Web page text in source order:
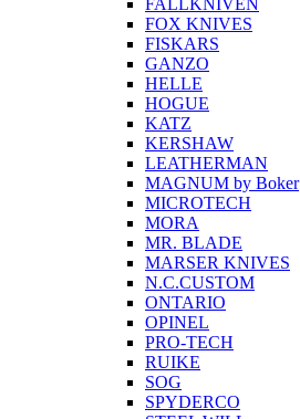
FALLKNIVEN
FOX KNIVES
FISKARS
GANZO
HELLE
HOGUE
KATZ
KERSHAW
LEATHERMAN
MAGNUM by Boker
MICROTECH
MORA
MR. BLADE
MARSER KNIVES
N.C.CUSTOM
ONTARIO
OPINEL
PRO-TECH
RUIKE
SOG
SPYDERCO